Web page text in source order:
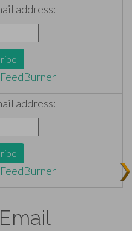
address:
FeedBurner
address:
FeedBurner